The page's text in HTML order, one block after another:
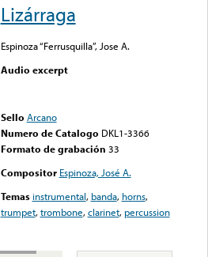
Lizárraga
Espinoza “Ferrusquilla”, Jose A.
Audio excerpt
Sello Arcano
Numero de Catalogo DKL1-3366
Formato de grabación 33
Compositor Espinoza, José A.
Temas instrumental, banda, horns,
trumpet,trombone,clarinet, percussion